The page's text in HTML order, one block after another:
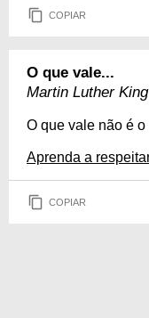
COPIAR
O que vale...
Martin Luther King
O que vale não é
Aprenda a
COPIAR